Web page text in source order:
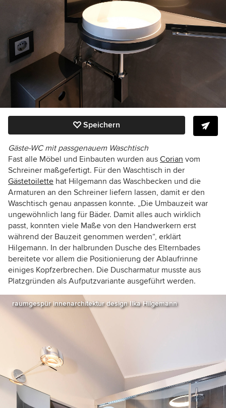
Speichern
Gäste-WC mit passgenauem Waschtisch
Fast alle Möbel und Einbauten wurden aus Corian vom
Schreiner maßgefertigt. Für den Waschtisch in der
Gästetoilette hat Hilgemann das Waschbecken und die
Armaturen an den Schreiner liefern lassen, damit er den
Waschtisch genau anpassen konnte. „Die Umbauzeit war
ungewöhnlich lang für Bäder. Damit alles auch wirklich
passt, konnten viele Maße von den Handwerkern erst
während der Bauzeit genommen werden“, erklärt
Hilgemann. In der halbrunden Dusche des Elternbades
bereitete vor allem die Positionierung der Ablaufrinne
einiges Kopfzerbrechen. Die Duscharmatur musste aus
Platzgründen als Aufputzvariante ausgeführt werden.
raumgespür innenarchitektur design Ilka Hilgemann